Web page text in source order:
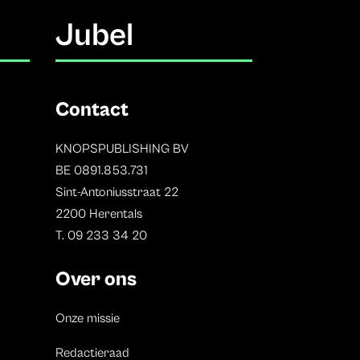
Jubel
Contact
KNOPSPUBLISHING BV
BE 0891.853.731
Sint-Antoniusstraat 22
2200 Herentals
T. 09 233 34 20
Over ons
Onze missie
Redactieraad